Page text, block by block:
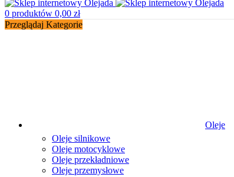
0 produktów 0,00 zł
Przeglądaj Kategorie
Oleje
Oleje silnikowe
Oleje motocyklowe
Oleje przekładniowe
Oleje przemysłowe